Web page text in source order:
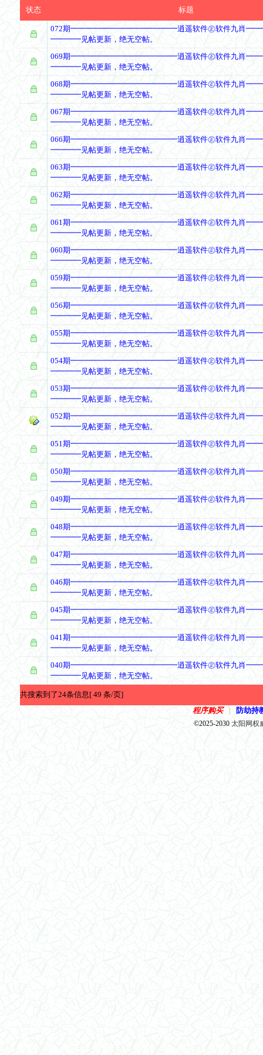
状态 标题
072期━━━━━━━━━━━━━━逍遥软件㊣软件九
━━━━见帖更新，绝无空帖。
069期━━━━━━━━━━━━━━逍遥软件㊣软件九
━━━━见帖更新，绝无空帖。
068期━━━━━━━━━━━━━━逍遥软件㊣软件九
━━━━见帖更新，绝无空帖。
067期━━━━━━━━━━━━━━逍遥软件㊣软件九
━━━━见帖更新，绝无空帖。
066期━━━━━━━━━━━━━━逍遥软件㊣软件九
━━━━见帖更新，绝无空帖。
063期━━━━━━━━━━━━━━逍遥软件㊣软件九
━━━━见帖更新，绝无空帖。
062期━━━━━━━━━━━━━━逍遥软件㊣软件九
━━━━见帖更新，绝无空帖。
061期━━━━━━━━━━━━━━逍遥软件㊣软件九
━━━━见帖更新，绝无空帖。
060期━━━━━━━━━━━━━━逍遥软件㊣软件九
━━━━见帖更新，绝无空帖。
059期━━━━━━━━━━━━━━逍遥软件㊣软件九
━━━━见帖更新，绝无空帖。
056期━━━━━━━━━━━━━━逍遥软件㊣软件九
━━━━见帖更新，绝无空帖。
055期━━━━━━━━━━━━━━逍遥软件㊣软件九
━━━━见帖更新，绝无空帖。
054期━━━━━━━━━━━━━━逍遥软件㊣软件九
━━━━见帖更新，绝无空帖。
053期━━━━━━━━━━━━━━逍遥软件㊣软件九
━━━━见帖更新，绝无空帖。
052期━━━━━━━━━━━━━━逍遥软件㊣软件九
━━━━见帖更新，绝无空帖。
051期━━━━━━━━━━━━━━逍遥软件㊣软件九
━━━━见帖更新，绝无空帖。
050期━━━━━━━━━━━━━━逍遥软件㊣软件九
━━━━见帖更新，绝无空帖。
049期━━━━━━━━━━━━━━逍遥软件㊣软件九
━━━━见帖更新，绝无空帖。
048期━━━━━━━━━━━━━━逍遥软件㊣软件九
━━━━见帖更新，绝无空帖。
047期━━━━━━━━━━━━━━逍遥软件㊣软件九
━━━━见帖更新，绝无空帖。
046期━━━━━━━━━━━━━━逍遥软件㊣软件九
━━━━见帖更新，绝无空帖。
045期━━━━━━━━━━━━━━逍遥软件㊣软件九
━━━━见帖更新，绝无空帖。
041期━━━━━━━━━━━━━━逍遥软件㊣软件九
━━━━见帖更新，绝无空帖。
040期━━━━━━━━━━━━━━逍遥软件㊣软件九
━━━━见帖更新，绝无空帖。
共搜索到了24条信息[ 49 条/页]
程序购买
防劫持
©2025-2030太阳网权